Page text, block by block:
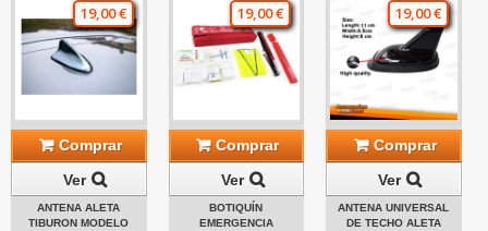
19,00 €
Comprar
Ver
ANTENA ALETA
TIBURON MODELO
19,00 €
Comprar
Ver
BOTIQUÍN
EMERGENCIA
19,00 €
Comprar
Ver
ANTENA UNIVERSAL
DE TECHO ALETA